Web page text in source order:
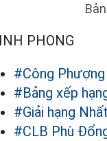
PHONG
#Công Phượng
#Bảng xếp
#Giải hạng
#CLB Phù